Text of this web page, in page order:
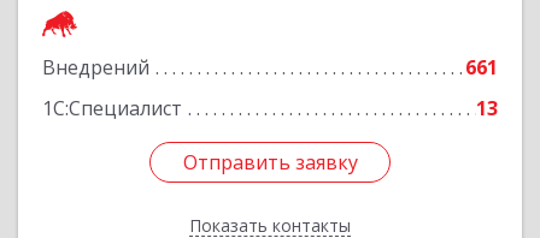
Внедрений
661
1С:Специалист
13
Отправить заявку
Показать контакты
Отправить заявку
Назад